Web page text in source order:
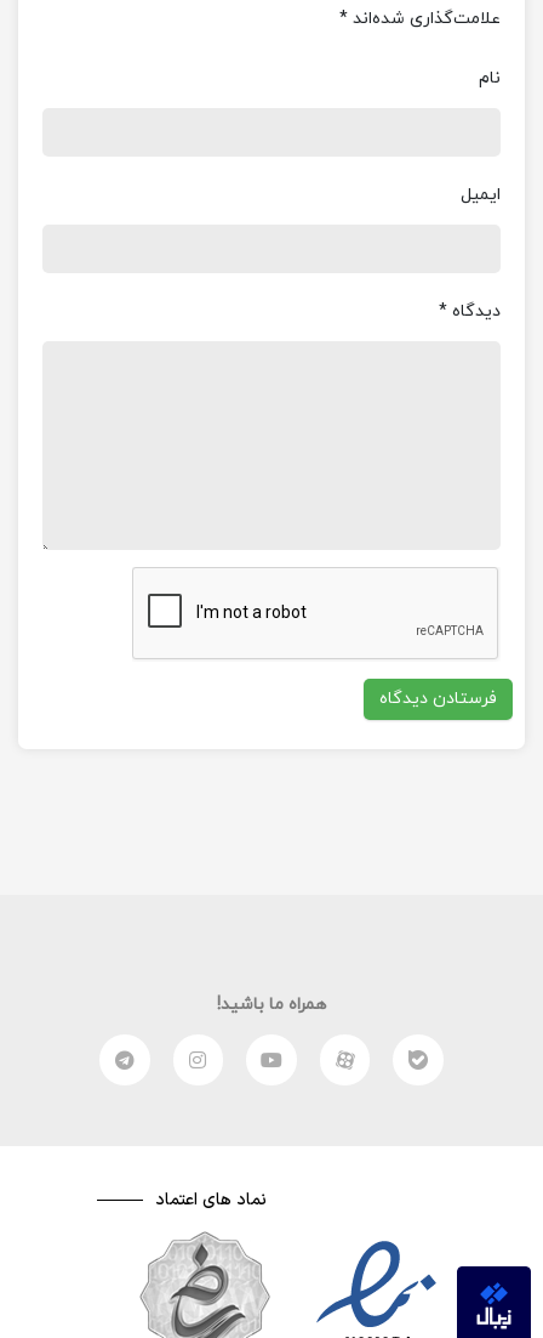
علامت‌گذاری شده‌اند *
نام
ایمیل
دیدگاه *
همراه ما باشید!
نماد های اعتماد